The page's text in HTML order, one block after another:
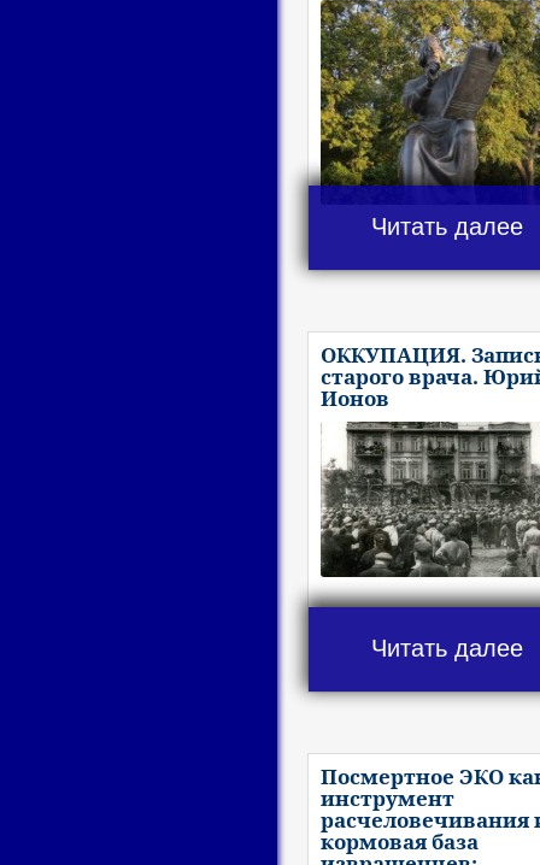
Читать далее
ОККУПАЦИЯ.
старого врача.
Ионов
Читать далее
Посмертное ЭКО
инструмент
расчеловечивания
кормовая база